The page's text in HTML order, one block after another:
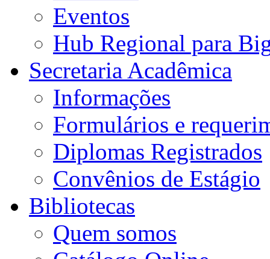
Eventos
Hub Regional para
Secretaria Acadêmica
Informações
Formulários e
Diplomas Registrados
Convênios de Estágio
Bibliotecas
Quem somos